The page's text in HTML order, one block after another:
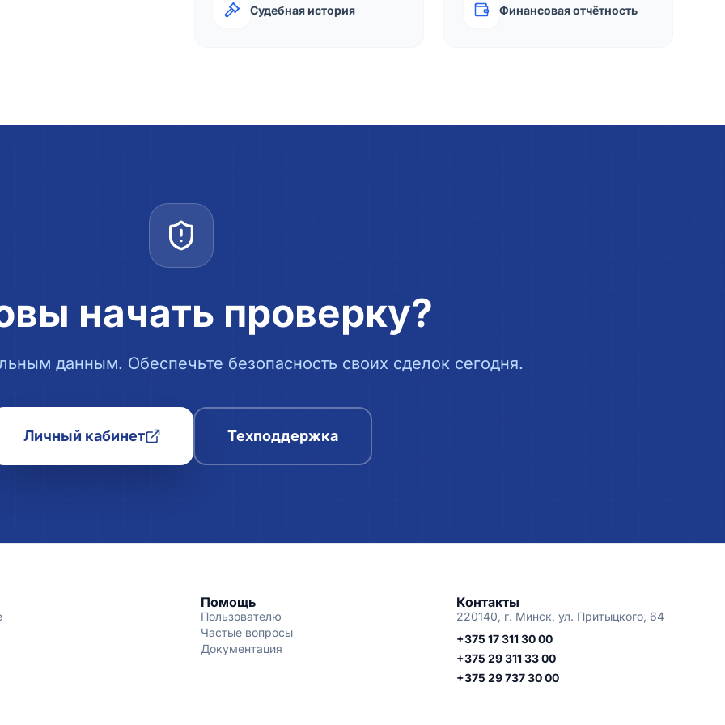
Судебная история Финансовая отчётность
начать проверку?
данным. Обеспечьте безопасность своих сделок сегодня.
Личный кабинет Техподдержка
Помощь
Пользователю
Частые вопросы
Документация
Контакты
220140, г. Минск, ул. Притыцкого, 64
+375 17 311 30 00
+375 29 311 33 00
+375 29 737 30 00